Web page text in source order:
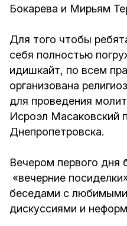
Бокарева и Мирьям
Для того чтобы
себя полностью
идишкайт, по всем
организована
для проведения
Исроэл Масаковский
Днепропетровска.
Вечером первого дня
«вечерние
беседами с
дискуссиями и